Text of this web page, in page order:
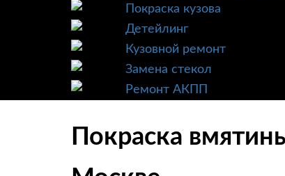
Покраска кузова
Детейлинг
Кузовной ремонт
Замена стекол
Ремонт АКПП
Покраска